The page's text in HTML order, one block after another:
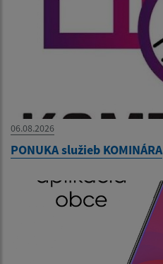
06.08.2026
PONUKA služieb KOMINÁRA